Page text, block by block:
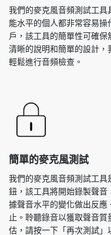
我們的麥克風音頻測試工
能水平的個人都非常容易
戶，該工具的簡單性可確
清晰的說明和簡單的設計，
輕鬆進行音頻檢查。
簡單的麥克風測試
我們的麥克風音頻測試工
鈕，該工具將開始錄製聲
據聲音水平的變化做出反
止。聆聽錄音以獲取聲音
估，請按一下「再次測試」